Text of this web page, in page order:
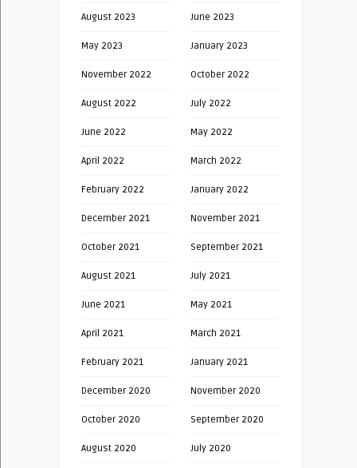
August 2023 June 2023
May 2023 January 2023
November 2022 October 2022
August 2022 July 2022
June 2022 May 2022
April 2022 March 2022
February 2022 January 2022
December 2021 November 2021
October 2021 September 2021
August 2021 July 2021
June 2021 May 2021
April 2021 March 2021
February 2021 January 2021
December 2020 November 2020
October 2020 September 2020
August 2020 July 2020